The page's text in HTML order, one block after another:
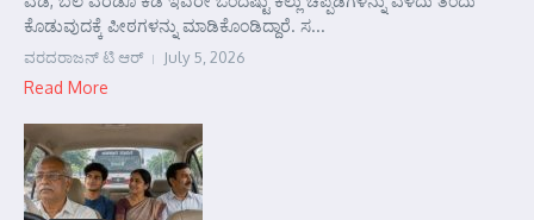
ಕೊಡುವುದಕ್ಕೆ ಪೀಠಗಳನ್ನು ಮಾಡಿಕೊಂಡಿದ್ದಾರೆ. ಸ...
ವರದರಾಜನ್ ಟಿ ಆರ್ July 5, 2026
Read More